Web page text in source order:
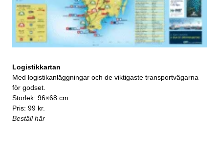
Logistikkartan
Med logistikanläggningar och de viktigaste transportvägarna
för godset.
Storlek: 96×68 cm
Pris: 99 kr.
Beställ här